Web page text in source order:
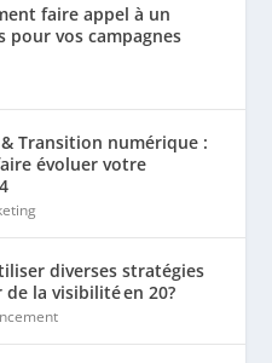
faire appel à un
pour vos campagnes
Transition numérique :
évoluer votre
diverses stratégies
la visibilité en 20?